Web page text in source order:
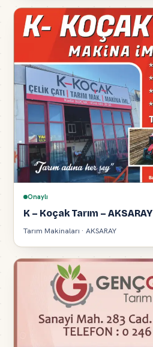
Onaylı
K – Koçak Tarım – AKSARAY
Tarım Makinaları · AKSARAY